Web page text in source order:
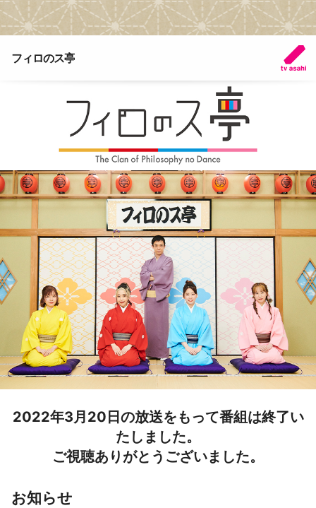
フィロのス亭
2022年3月20日の放送をもって番組は終了い
たしました。
ご視聴ありがとうございました。
お知らせ